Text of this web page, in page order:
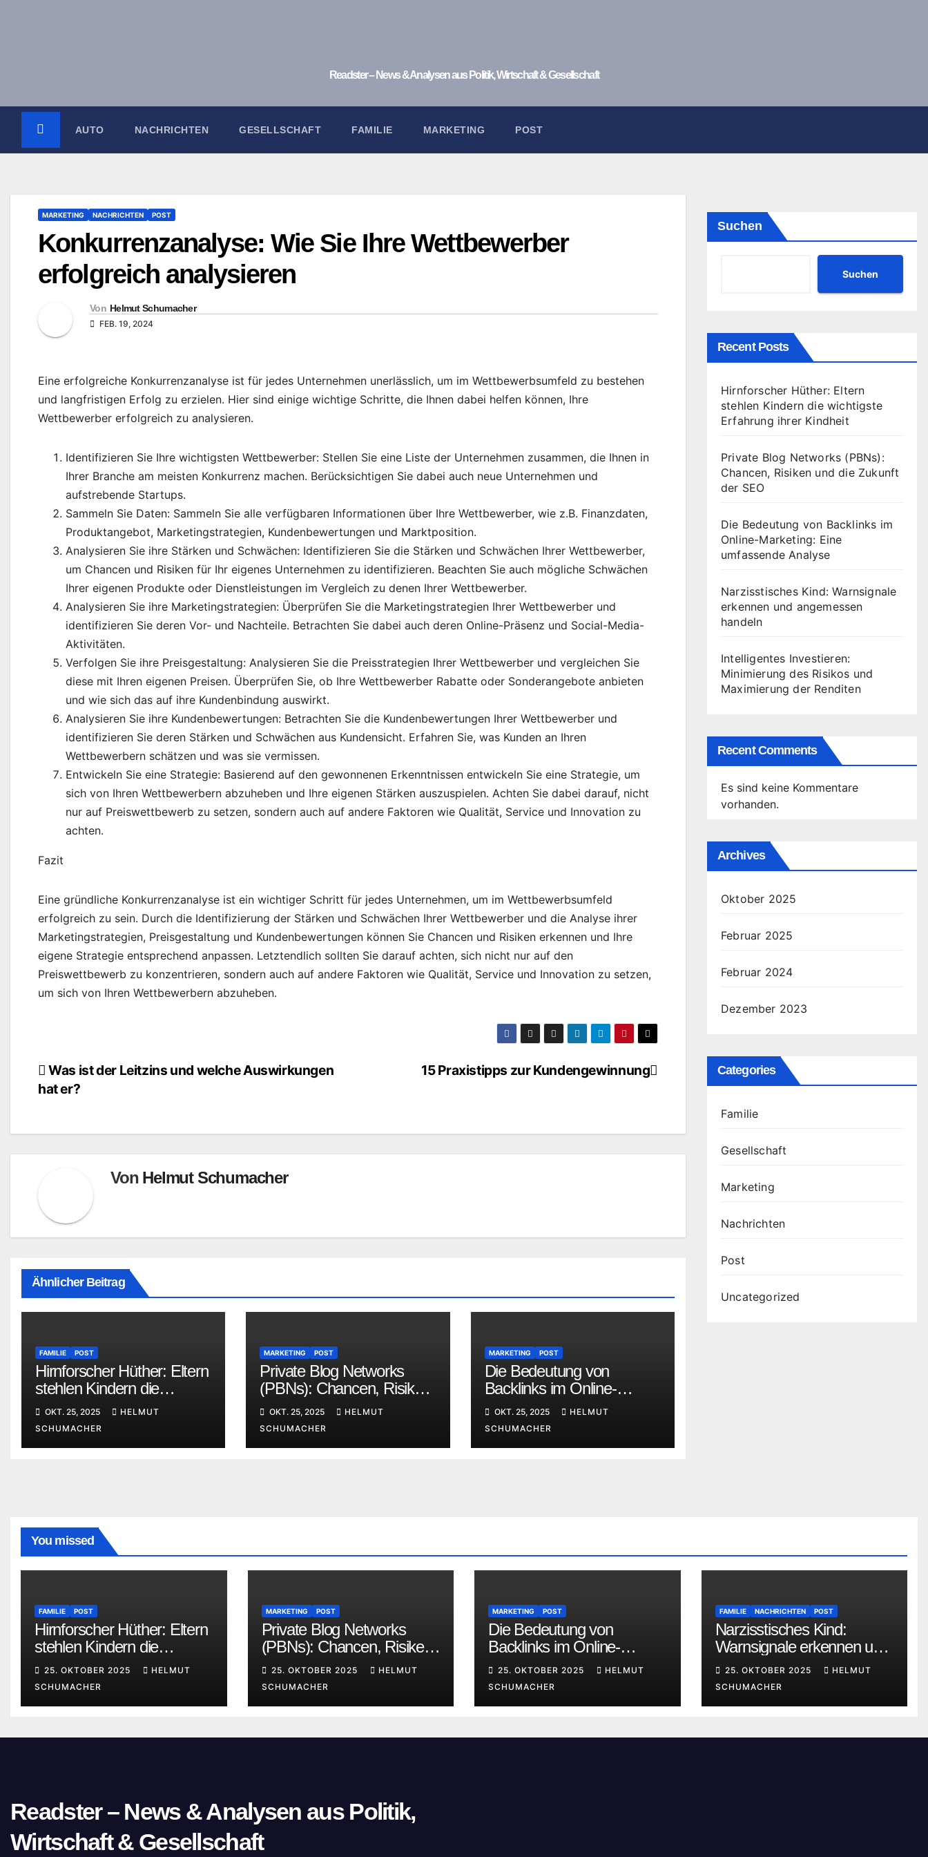
Readster – News & Analysen aus Politik, Wirtschaft & Gesellschaft
AUTO NACHRICHTEN GESELLSCHAFT FAMILIE MARKETING POST
MARKETING NACHRICHTEN POST
Konkurrenzanalyse: Wie Sie Ihre Wettbewerber
erfolgreich analysieren
Von Helmut Schumacher
FEB. 19, 2024
Eine erfolgreiche Konkurrenzanalyse ist für jedes Unternehmen unerlässlich, um im Wettbewerbsumfeld zu bestehen
und langfristigen Erfolg zu erzielen. Hier sind einige wichtige Schritte, die Ihnen dabei helfen können, Ihre
Wettbewerber erfolgreich zu analysieren.
Identifizieren Sie Ihre wichtigsten Wettbewerber: Stellen Sie eine Liste der Unternehmen zusammen, die Ihnen in
Ihrer Branche am meisten Konkurrenz machen. Berücksichtigen Sie dabei auch neue Unternehmen und
aufstrebende Startups.
Sammeln Sie Daten: Sammeln Sie alle verfügbaren Informationen über Ihre Wettbewerber, wie z.B. Finanzdaten,
Produktangebot, Marketingstrategien, Kundenbewertungen und Marktposition.
Analysieren Sie ihre Stärken und Schwächen: Identifizieren Sie die Stärken und Schwächen Ihrer Wettbewerber,
um Chancen und Risiken für Ihr eigenes Unternehmen zu identifizieren. Beachten Sie auch mögliche Schwächen
Ihrer eigenen Produkte oder Dienstleistungen im Vergleich zu denen Ihrer Wettbewerber.
Analysieren Sie ihre Marketingstrategien: Überprüfen Sie die Marketingstrategien Ihrer Wettbewerber und
identifizieren Sie deren Vor- und Nachteile. Betrachten Sie dabei auch deren Online-Präsenz und Social-Media-
Aktivitäten.
Verfolgen Sie ihre Preisgestaltung: Analysieren Sie die Preisstrategien Ihrer Wettbewerber und vergleichen Sie
diese mit Ihren eigenen Preisen. Überprüfen Sie, ob Ihre Wettbewerber Rabatte oder Sonderangebote anbieten
und wie sich das auf ihre Kundenbindung auswirkt.
Analysieren Sie ihre Kundenbewertungen: Betrachten Sie die Kundenbewertungen Ihrer Wettbewerber und
identifizieren Sie deren Stärken und Schwächen aus Kundensicht. Erfahren Sie, was Kunden an Ihren
Wettbewerbern schätzen und was sie vermissen.
Entwickeln Sie eine Strategie: Basierend auf den gewonnenen Erkenntnissen entwickeln Sie eine Strategie, um
sich von Ihren Wettbewerbern abzuheben und Ihre eigenen Stärken auszuspielen. Achten Sie dabei darauf, nicht
nur auf Preiswettbewerb zu setzen, sondern auch auf andere Faktoren wie Qualität, Service und Innovation zu
achten.
Fazit
Eine gründliche Konkurrenzanalyse ist ein wichtiger Schritt für jedes Unternehmen, um im Wettbewerbsumfeld
erfolgreich zu sein. Durch die Identifizierung der Stärken und Schwächen Ihrer Wettbewerber und die Analyse ihrer
Marketingstrategien, Preisgestaltung und Kundenbewertungen können Sie Chancen und Risiken erkennen und Ihre
eigene Strategie entsprechend anpassen. Letztendlich sollten Sie darauf achten, sich nicht nur auf den
Preiswettbewerb zu konzentrieren, sondern auch auf andere Faktoren wie Qualität, Service und Innovation zu setzen,
um sich von Ihren Wettbewerbern abzuheben.
Beitragsnavigation 15 Praxistipps zur Kundengewinnung
Was ist der Leitzins und welche Auswirkungen
hat er?
Von Helmut Schumacher
Ähnlicher Beitrag
FAMILIE POST
Hirnforscher Hüther: Eltern
stehlen Kindern die
wichtigste Erfahrung ihrer
Kindheit
OKT. 25, 2025
HELMUT
SCHUMACHER
MARKETING POST
Private Blog Networks
(PBNs): Chancen, Risiken
und die Zukunft der SEO
OKT. 25, 2025
HELMUT
SCHUMACHER
MARKETING POST
Die Bedeutung von
Backlinks im Online-
Marketing: Eine
umfassende Analyse
OKT. 25, 2025
HELMUT
SCHUMACHER
Suchen
Suchen
Recent Posts
Hirnforscher Hüther: Eltern
stehlen Kindern die wichtigste
Erfahrung ihrer Kindheit
Private Blog Networks (PBNs):
Chancen, Risiken und die Zukunft
der SEO
Die Bedeutung von Backlinks im
Online-Marketing: Eine
umfassende Analyse
Narzisstisches Kind: Warnsignale
erkennen und angemessen
handeln
Intelligentes Investieren:
Minimierung des Risikos und
Maximierung der Renditen
Recent Comments
Es sind keine Kommentare
vorhanden.
Archives
Oktober 2025
Februar 2025
Februar 2024
Dezember 2023
Categories
Familie
Gesellschaft
Marketing
Nachrichten
Post
Uncategorized
You missed
FAMILIE POST
Hirnforscher Hüther: Eltern
stehlen Kindern die
wichtigste Erfahrung ihrer
Kindheit
25. OKTOBER 2025
HELMUT
SCHUMACHER
MARKETING POST
Private Blog Networks
(PBNs): Chancen, Risiken
und die Zukunft der SEO
25. OKTOBER 2025
HELMUT
SCHUMACHER
MARKETING POST
Die Bedeutung von
Backlinks im Online-
Marketing: Eine
umfassende Analyse
25. OKTOBER 2025
HELMUT
SCHUMACHER
FAMILIE NACHRICHTEN POST
Narzisstisches Kind:
Warnsignale erkennen und
angemessen handeln
25. OKTOBER 2025
HELMUT
SCHUMACHER
Readster – News & Analysen aus Politik,
Wirtschaft & Gesellschaft